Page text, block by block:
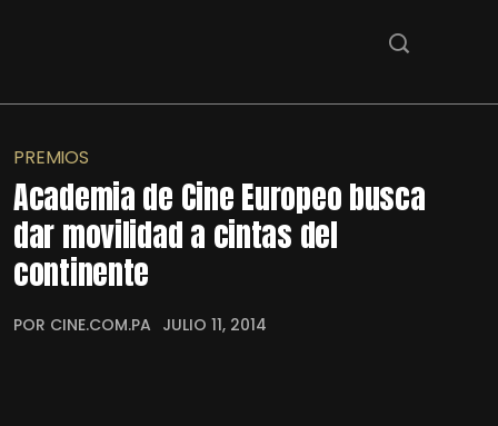
PREMIOS
Academia de Cine Europeo busca
dar movilidad a cintas del
continente
POR CINE.COM.PA JULIO 11, 2014